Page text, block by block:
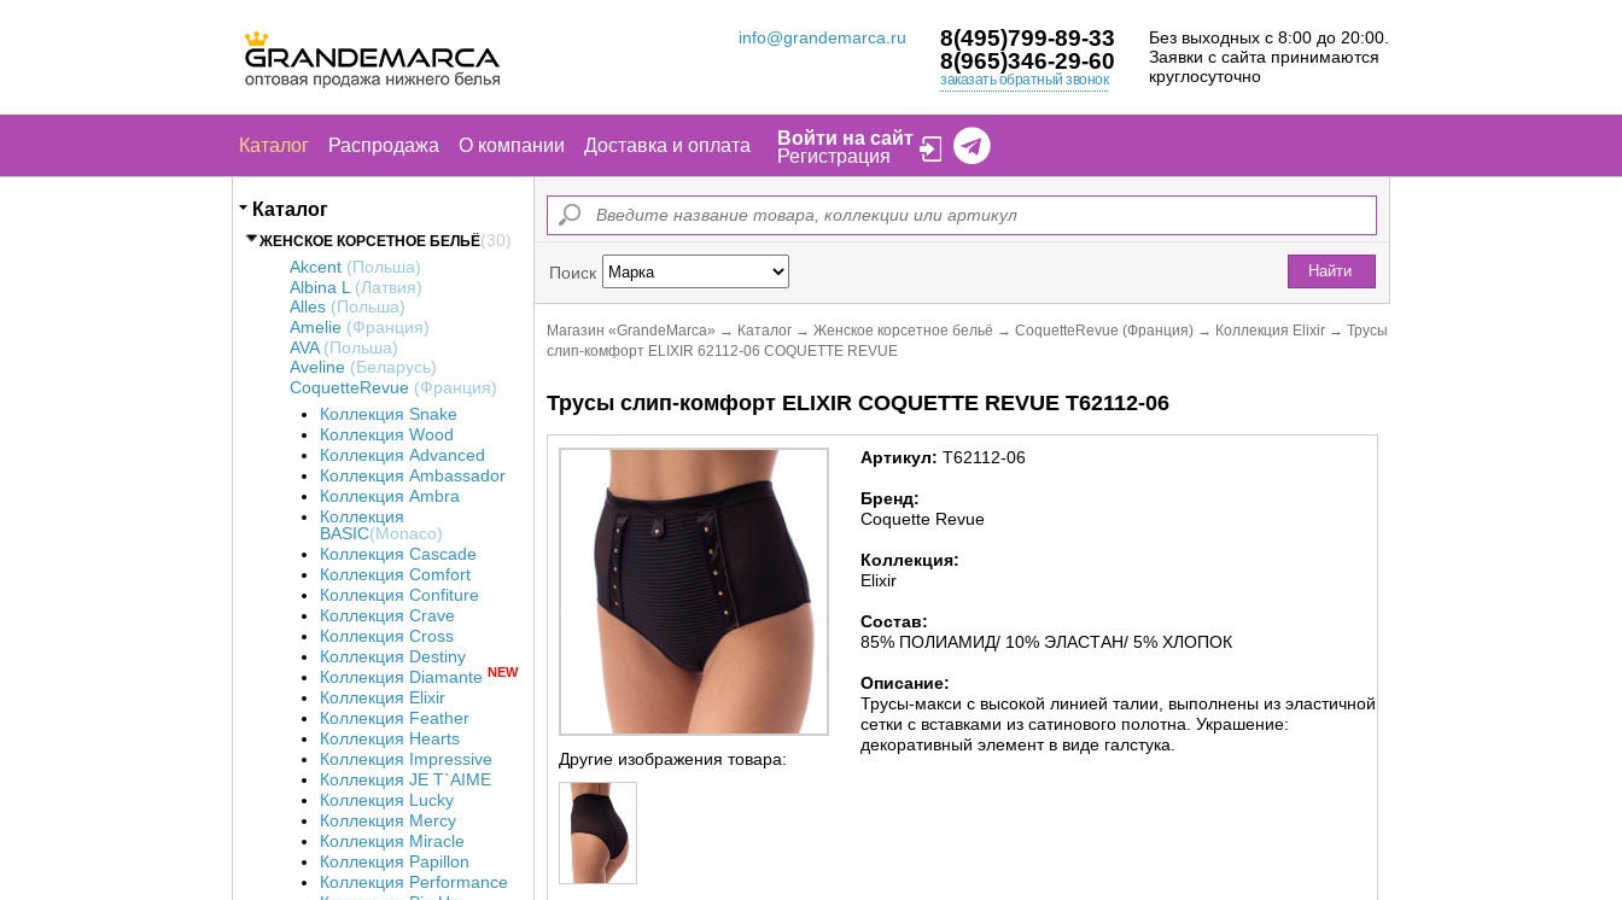
info@grandemarca.ru
8(495)799-89-33
8(965)346-29-60
заказать обратный звонок
Без выходных с 8:00 до 20:00.
Заявки с сайта принимаются
круглосуточно
Каталог Распродажа О компании Доставка и оплата
Войти на сайт
Регистрация
Каталог
ЖЕНСКОЕ КОРСЕТНОЕ БЕЛЬЁ(30)
Akcent (Польша)
Albina L (Латвия)
Alles (Польша)
Amelie (Франция)
AVA (Польша)
Aveline (Беларусь)
CoquetteRevue (Франция)
Коллекция Snake
Коллекция Wood
Коллекция Advanced
Коллекция Ambassador
Коллекция Ambra
Коллекция
BASIC(Monaco)
Коллекция Cascade
Коллекция Comfort
Коллекция Confiture
Коллекция Crave
Коллекция Cross
Коллекция Destiny
Коллекция Diamante NEW
Коллекция Elixir
Коллекция Feather
Коллекция Hearts
Коллекция Impressive
Коллекция JE T`AIME
Коллекция Lucky
Коллекция Mercy
Коллекция Miracle
Коллекция Papillon
Коллекция Performance
Поиск Найти
Магазин «GrandeMarca» → Каталог → Женское корсетное бельё → CoquetteRevue (Франция) → Коллекция Elixir → Трусы
слип-комфорт ELIXIR 62112-06 COQUETTE REVUE
Трусы слип-комфорт ELIXIR COQUETTE REVUE Т62112-06
Другие изображения товара:
Артикул: Т62112-06
Бренд:
Coquette Revue
Коллекция:
Elixir
Состав:
85% ПОЛИАМИД/ 10% ЭЛАСТАН/ 5% ХЛОПОК
Описание:
Трусы-макси с высокой линией талии, выполнены из эластичной
сетки с вставками из сатинового полотна. Украшение:
декоративный элемент в виде галстука.